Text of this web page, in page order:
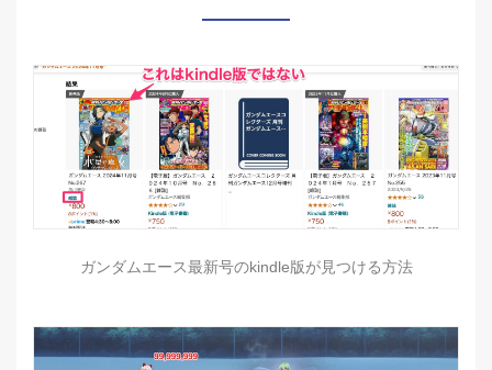
ガンダムエース最新号のkindle版が見つける方法